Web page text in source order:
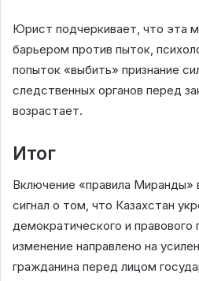
Юрист подчеркивает, что эта
барьером против пыток,
попыток «выбить» признание
следственных органов перед
возрастает.
Итог
Включение «правила Миранды»
сигнал о том, что Казахстан
демократического и правового
изменение направлено на
гражданина перед лицом